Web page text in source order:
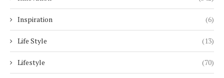
Inspiration (6)
Life Style (13)
Lifestyle (70)